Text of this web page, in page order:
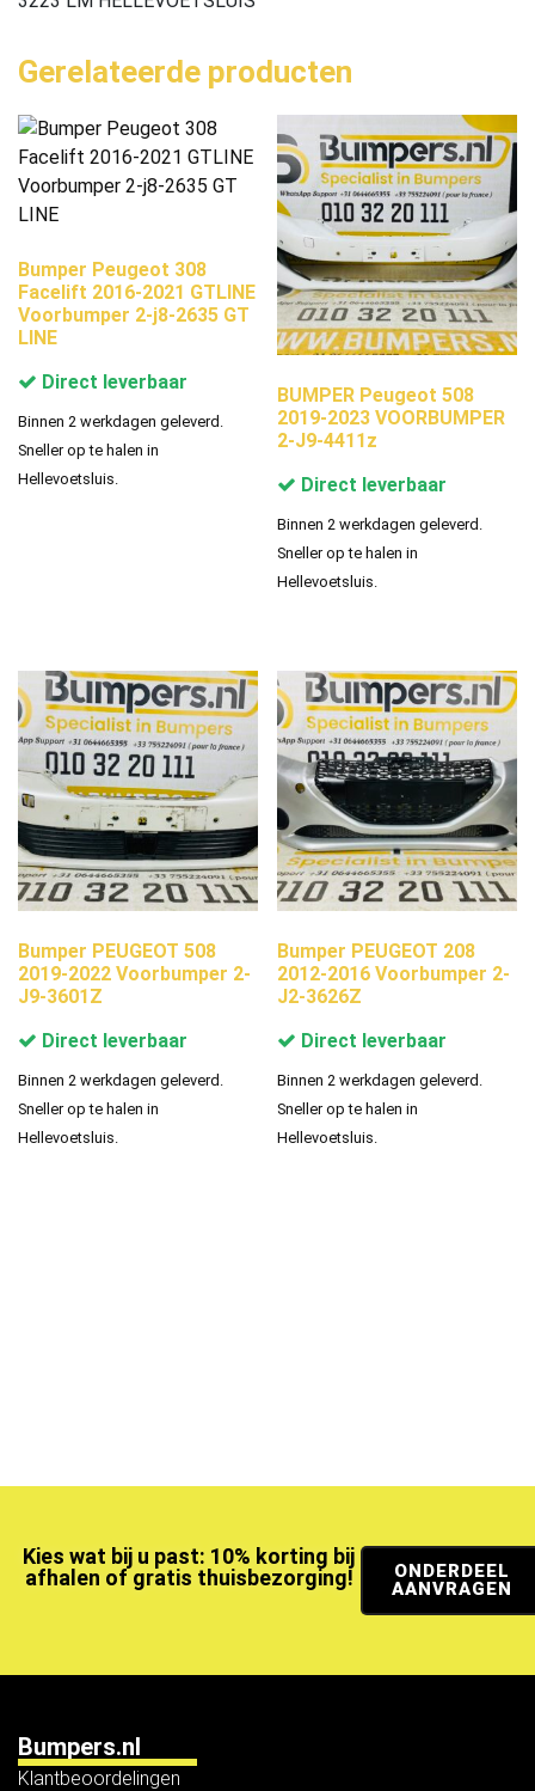
Gerelateerde producten
Bumper Peugeot 308
Facelift 2016-2021 GTLINE
Voorbumper 2-j8-2635 GT
LINE
Direct leverbaar
Binnen 2 werkdagen geleverd.
Sneller op te halen in
Hellevoetsluis.
BUMPER Peugeot 508
2019-2023 VOORBUMPER
2-J9-4411z
Direct leverbaar
Binnen 2 werkdagen geleverd.
Sneller op te halen in
Hellevoetsluis.
Bumper PEUGEOT 508
2019-2022 Voorbumper 2-
J9-3601Z
Direct leverbaar
Binnen 2 werkdagen geleverd.
Sneller op te halen in
Hellevoetsluis.
Bumper PEUGEOT 208
2012-2016 Voorbumper 2-
J2-3626Z
Direct leverbaar
Binnen 2 werkdagen geleverd.
Sneller op te halen in
Hellevoetsluis.
Kies wat bij u past: 10% korting bij
afhalen of gratis thuisbezorging!
ONDERDEEL
AANVRAGEN
Bumpers.nl
Klantbeoordelingen